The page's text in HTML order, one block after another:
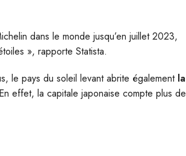
dans le monde jusqu’en juillet 2023,
», rapporte Statista.
le pays du soleil levant abrite également la
effet, la capitale japonaise compte plus de